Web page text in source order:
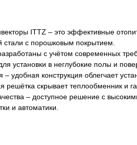
ITTZ – это эффективные
стали с порошковым покрытием.
с учётом современных
установки в неглубокие полы и
удобная конструкция облегчает
решётка скрывает теплообменник и
– доступное решение с
и автоматики.